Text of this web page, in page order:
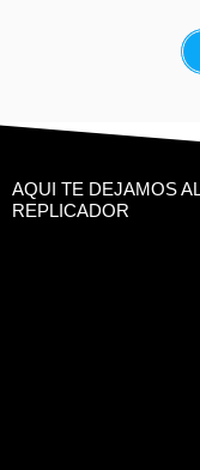
AQUI TE DEJAMOS
REPLICADOR